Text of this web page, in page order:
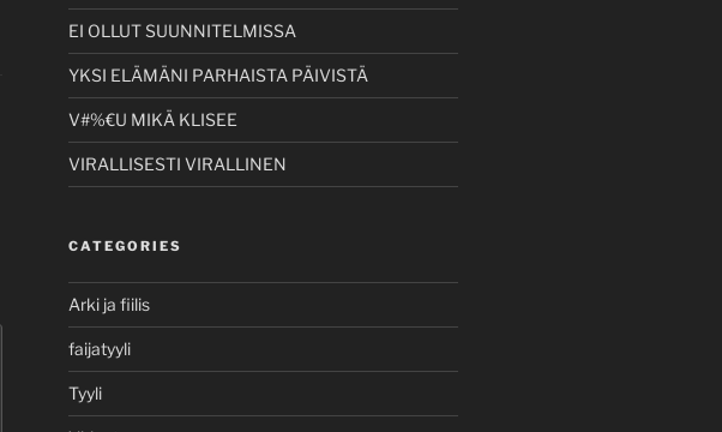
EI OLLUT SUUNNITELMISSA
YKSI ELÄMÄNI PARHAISTA PÄIVISTÄ
V#%€U MIKÄ KLISEE
VIRALLISESTI VIRALLINEN
CATEGORIES
Arki ja fiilis
faijatyyli
Tyyli